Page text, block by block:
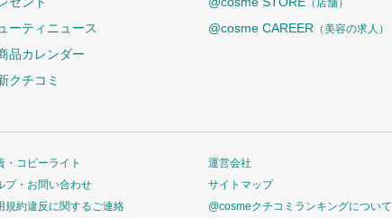
ーティニュース
品カレンダー
クチコミ
（店舗）
@cosme CAREER （美容の求人）
・コピーライト
プ・お問い合わせ
規約違反に関するご連絡
運営会社
サイトマップ
@cosmeクチコミランキングについて